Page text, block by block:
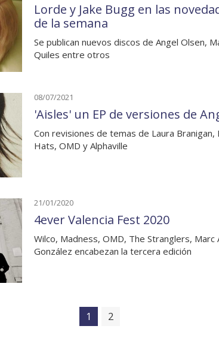
Lorde y Jake Bugg en las
de la semana
Se publican nuevos discos de Angel Olsen,
Quiles entre otros
08/07/2021
'Aisles' un EP de versiones de
Con revisiones de temas de Laura
Hats, OMD y Alphaville
21/01/2020
4ever Valencia Fest 2020
Wilco, Madness, OMD, The Stranglers, Marc
González encabezan la tercera edición
1 2